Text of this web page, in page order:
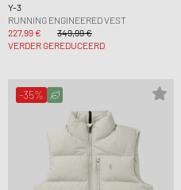
Y-3
RUNNING ENGINEERED VEST
227,99 €
349,99 €
VERDER GEREDUCEERD
-35%